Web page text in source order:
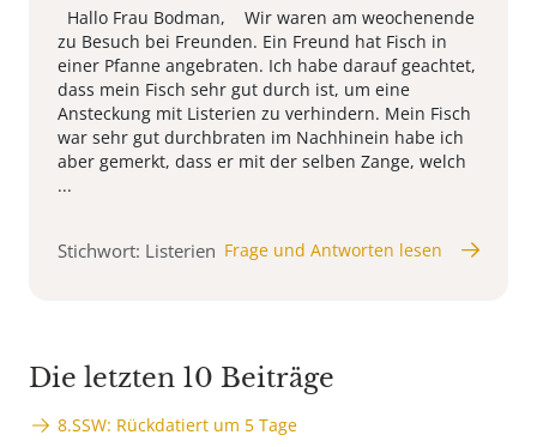
Hallo Frau Bodman, Wir waren am weochenende
zu Besuch bei Freunden. Ein Freund hat Fisch in
einer Pfanne angebraten. Ich habe darauf geachtet,
dass mein Fisch sehr gut durch ist, um eine
Ansteckung mit Listerien zu verhindern. Mein Fisch
war sehr gut durchbraten im Nachhinein habe ich
aber gemerkt, dass er mit der selben Zange, welch
...
Stichwort: Listerien Frage und Antworten lesen
Die letzten 10 Beiträge
8.SSW: Rückdatiert um 5 Tage